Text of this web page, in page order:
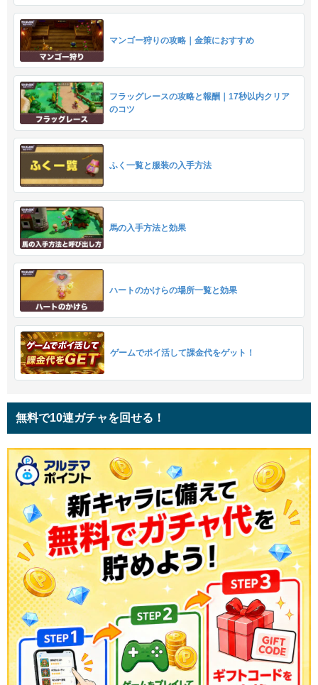
マンゴー狩りの攻略｜金策におすすめ
フラッグレースの攻略と報酬｜17秒以内クリア
のコツ
ふく一覧と服装の入手方法
馬の入手方法と効果
ハートのかけらの場所一覧と効果
ゲームでポイ活して課金代をゲット！
無料で10連ガチャを回せる！